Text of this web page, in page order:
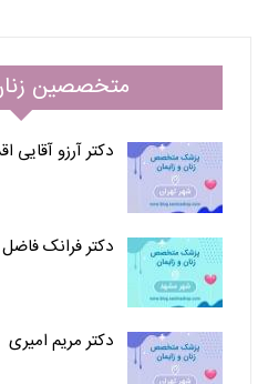
متخصصین
دکتر آرزو آقایی
دکتر فرانک فاضل
دکتر مریم امیری